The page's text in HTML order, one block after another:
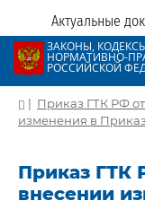
Актуальные
ЗАКОНЫ,
НОРМАТИВНО-
РОССИЙСКОЙ
| Приказ ГТК РФ
изменения в Приказ
Приказ ГТК
внесении